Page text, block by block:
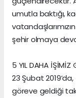
umutla baktığı,
şehir olmaya
5 YIL DAHA İŞİMİZ
23 Şubat
göreve geldiği